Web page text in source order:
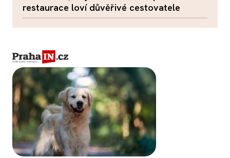
restaurace loví důvěřivé cestovatele